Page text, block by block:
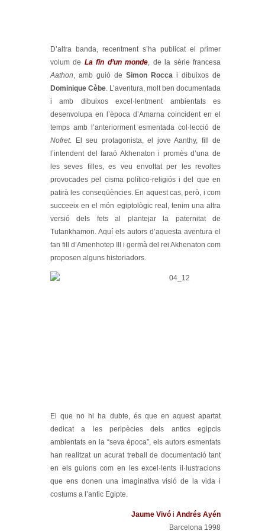
D’altra banda, recentment s’ha publicat el primer
volum de La fin d’un monde, de la sèrie francesa
Aathon, amb guió de Simon Rocca i dibuixos de
Dominique Cèbe. L’aventura, molt ben documentada
i amb dibuixos excel·lentment ambientats es
desenvolupa en l’època d’Amarna coincident en el
temps amb l’anteriorment esmentada col·lecció de
Nofret. El seu protagonista, el jove Aanthy, fill de
l’intendent del faraó Akhenaton i promès d’una de
les seves filles, es veu envoltat per les revoltes
provocades pel cisma político-religiós i del que en
patirà les conseqüències. En aquest cas, però, i com
succeeix en el món egiptològic real, tenim una altra
versió dels fets al plantejar la paternitat de
Tutankhamon. Aquí els autors d’aquesta aventura el
fan fill d’Amenhotep III i germà del rei Akhenaton com
proposen alguns historiadors.
El que no hi ha dubte, és que en aquest apartat
dedicat a les peripècies dels antics egipcis
ambientats en la “seva època”, els autors esmentats
han realitzat un acurat treball de documentació tant
en els guions com en les excel·lents il·lustracions
que ens donen una imaginativa visió de la vida i
costums a l’antic Egipte.
Jaume Vivó i Andrés Ayén
Barcelona 1998